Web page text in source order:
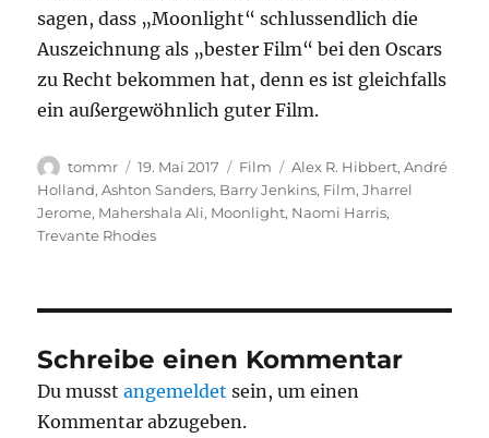
sagen, dass „Moonlight“ schlussendlich die
Auszeichnung als „bester Film“ bei den Oscars
zu Recht bekommen hat, denn es ist gleichfalls
ein außergewöhnlich guter Film.
Autor
tommr
Veröffentlicht
am
19. Mai 2017 Kategorien
Film Schlagwörter
Alex R. Hibbert,André
Holland,Ashton Sanders, Barry Jenkins, Film,Jharrel
Jerome, Mahershala Ali, Moonlight, Naomi Harris,
Trevante Rhodes
Schreibe einen Kommentar
Du musstangemeldet sein, um einen
Kommentar abzugeben.